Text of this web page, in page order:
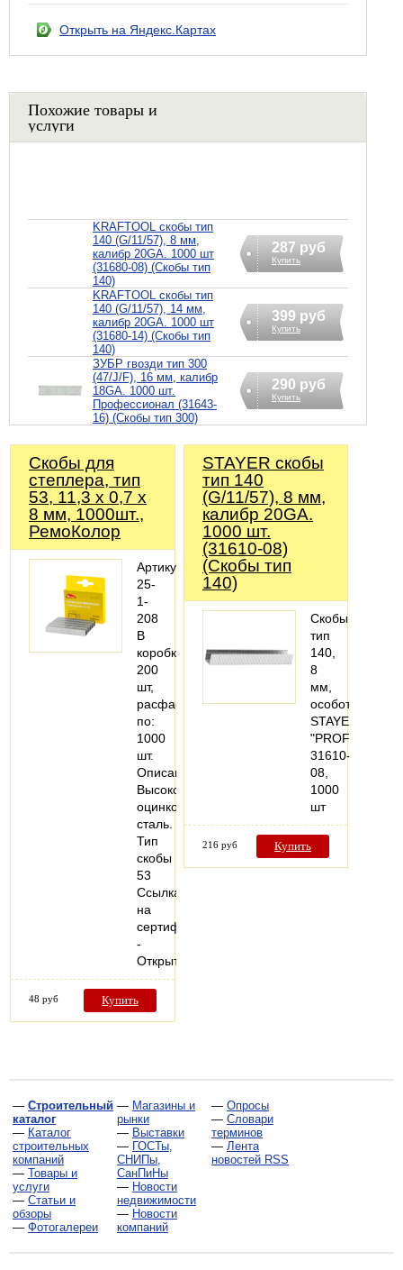
Открыть на Яндекс.Картах
Похожие товары и
услуги
KRAFTOOL скобы тип
140 (G/11/57), 8 мм,
калибр 20GA. 1000 шт
(31680-08) (Скобы тип
140)
287 руб
Купить
KRAFTOOL скобы тип
140 (G/11/57), 14 мм,
калибр 20GA. 1000 шт
(31680-14) (Скобы тип
140)
399 руб
Купить
ЗУБР гвозди тип 300
(47/J/F), 16 мм, калибр
18GA. 1000 шт.
Профессионал (31643-
16) (Скобы тип 300)
290 руб
Купить
Скобы для
степлера, тип
53, 11,3 х 0,7 х
8 мм, 1000шт.,
РемоКолор
Артикул:
25-
1-
208
В
коробке:
200
шт,
расфасовано
по:
1000
шт.
Описание:
Высококачественная
оцинкованная
сталь.
Тип
скобы
53
Ссылка
на
сертификат
-
Открыть…
48 руб Купить
STAYER скобы
тип 140
(G/11/57), 8 мм,
калибр 20GA.
1000 шт.
(31610-08)
(Скобы тип
140)
Скобы
тип
140,
8
мм,
особотвердые,
STAYER
31610-
08,
1000
шт
216 руб Купить
— Строительный
каталог
— Каталог
строительных
компаний
— Товары и
услуги
— Статьи и
обзоры
— Фотогалереи
— Магазины и
рынки
— Выставки
— ГОСТы,
СНИПы,
СанПиНы
— Новости
недвижимости
— Новости
компаний
— Опросы
— Словари
терминов
— Лента
новостей RSS